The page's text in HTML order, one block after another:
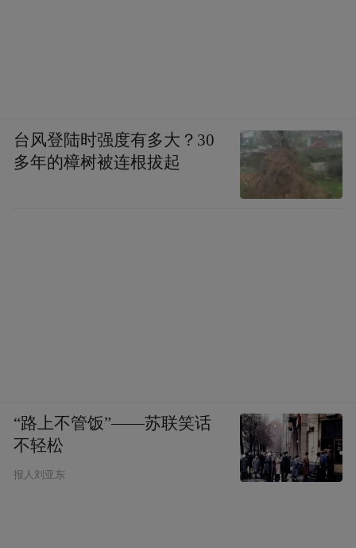
台风登陆时强度有多大？30
多年的樟树被连根拔起
“路上不管饭”——苏联笑话
不轻松
报人刘亚东